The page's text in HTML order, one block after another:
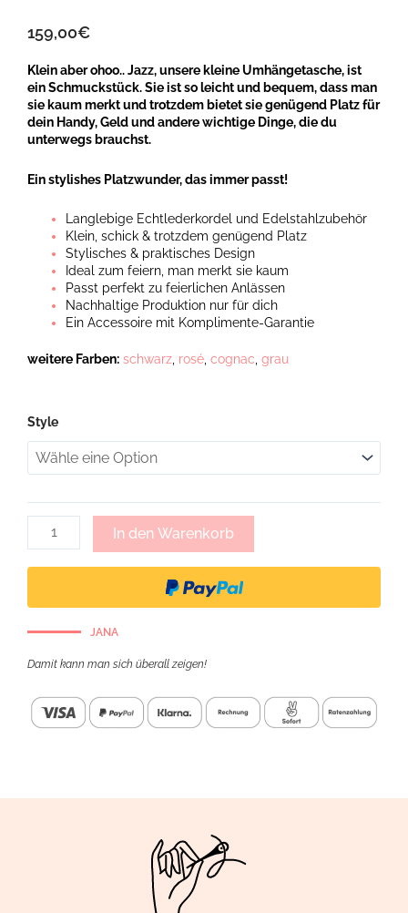
159,00€
Klein aber ohoo.. Jazz, unsere kleine Umhängetasche, ist
ein Schmuckstück. Sie ist so leicht und bequem, dass man
sie kaum merkt und trotzdem bietet sie genügend Platz für
dein Handy, Geld und andere wichtige Dinge, die du
unterwegs brauchst.
Ein stylishes Platzwunder, das immer passt!
Langlebige Echtlederkordel und Edelstahlzubehör
Klein, schick & trotzdem genügend Platz
Stylisches & praktisches Design
Ideal zum feiern, man merkt sie kaum
Passt perfekt zu feierlichen Anlässen
Nachhaltige Produktion nur für dich
Ein Accessoire mit Komplimente-Garantie
weitere Farben: schwarz rosé cognac grau
Style
Jazz,
kleine
Umhängetasche
glatt
Menge
In den Warenkorb
JANA
Damit kann man sich überall zeigen!